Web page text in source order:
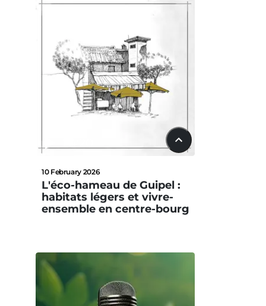
10 February 2026
L'éco-hameau de Guipel :
habitats légers et vivre-
ensemble en centre-bourg